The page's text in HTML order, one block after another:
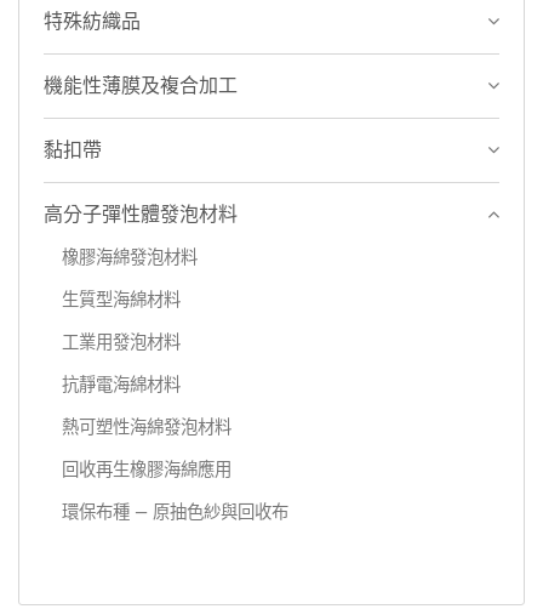
特殊紡織品
機能性薄膜及複合加工
黏扣帶
高分子彈性體發泡材料
橡膠海綿發泡材料
生質型海綿材料
工業用發泡材料
抗靜電海綿材料
熱可塑性海綿發泡材料
回收再生橡膠海綿應用
環保布種 — 原抽色紗與回收布